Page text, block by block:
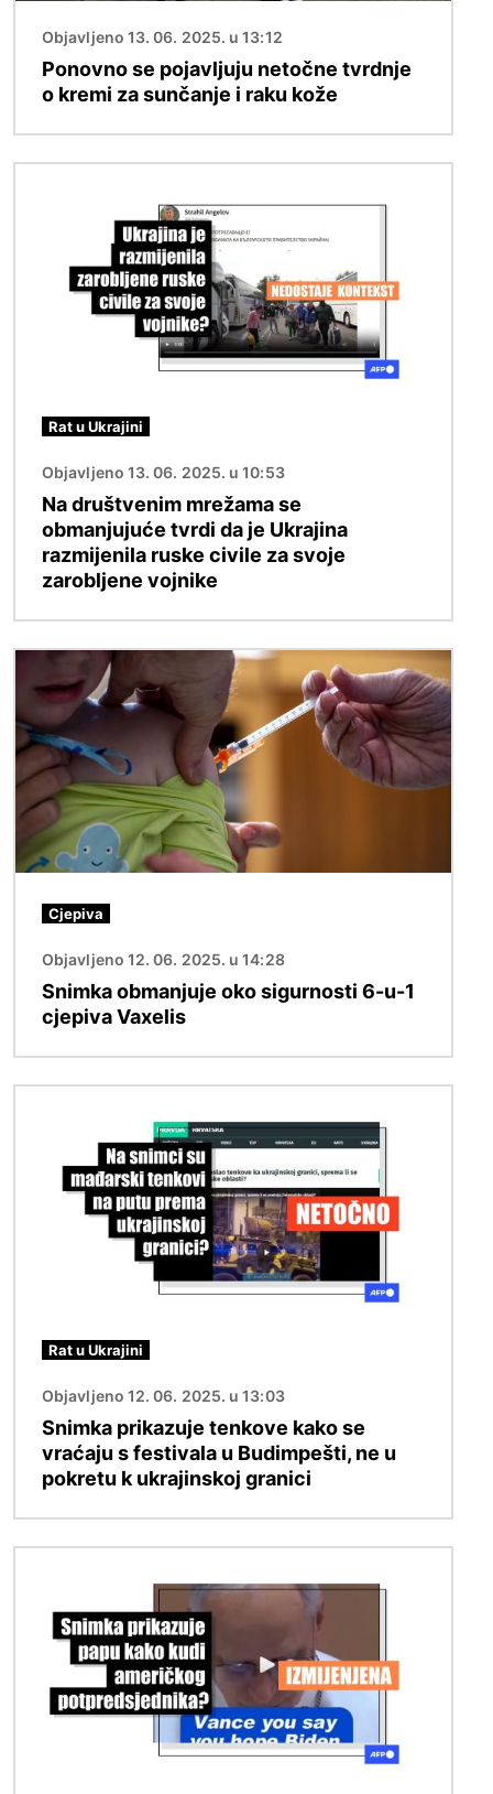
Objavljeno 13. 06. 2025. u 13:12
Ponovno se pojavljuju netočne tvrdnje
o kremi za sunčanje i raku kože
Rat u Ukrajini
Objavljeno 13. 06. 2025. u 10:53
Na društvenim mrežama se
obmanjujuće tvrdi da je Ukrajina
razmijenila ruske civile za svoje
zarobljene vojnike
Cjepiva
Objavljeno 12. 06. 2025. u 14:28
Snimka obmanjuje oko sigurnosti 6-u-1
cjepiva Vaxelis
Rat u Ukrajini
Objavljeno 12. 06. 2025. u 13:03
Snimka prikazuje tenkove kako se
vraćaju s festivala u Budimpešti, ne u
pokretu k ukrajinskoj granici